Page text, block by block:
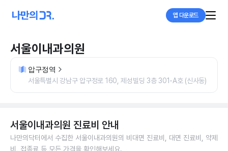
앱 다운로드
서울이내과의원
압구정역
서울특별시 강남구 압구정로 160, 제성빌딩 3층 301-A호 (신사동)
서울이내과의원 진료비 안내
나만의닥터에서 수집한 서울이내과의원의 비대면 진료비, 대면 진료비, 약제
비, 접종료 등 모든 가격을 확인해보세요.